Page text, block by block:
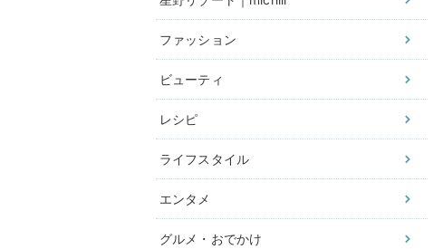
ファッション
ビューティ
レシピ
ライフスタイル
エンタメ
グルメ・おでかけ